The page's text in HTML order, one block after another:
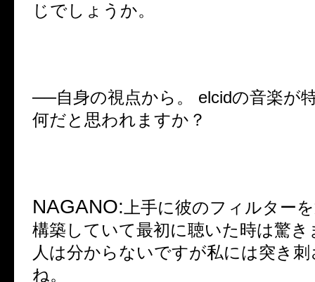
じでしょうか。
──自身の視点から。 elcidの音楽が
何だと思われますか？
NAGANO: 上手に彼のフィルター
構築していて最初に聴いた時は驚き
人は分からないですが私には突き
ね。